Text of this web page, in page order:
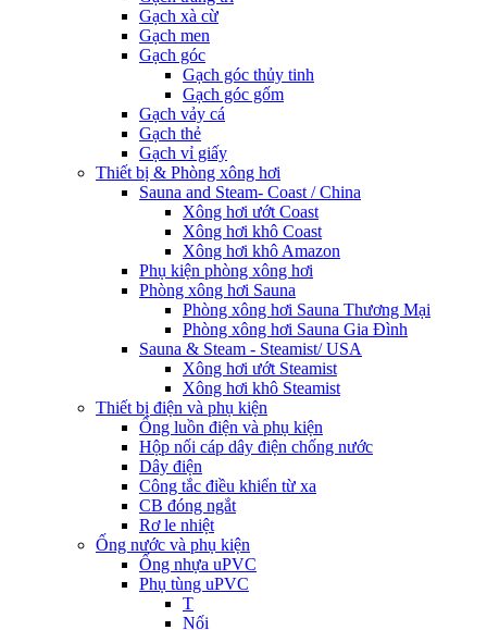
Gạch xà cừ
Gạch men
Gạch góc
Gạch góc thủy tinh
Gạch góc gốm
Gạch vảy cá
Gạch thẻ
Gạch vỉ giấy
Thiết bị & Phòng xông hơi
Sauna and Steam- Coast / China
Xông hơi ướt Coast
Xông hơi khô Coast
Xông hơi khô Amazon
Phụ kiện phòng xông hơi
Phòng xông hơi Sauna
Phòng xông hơi Sauna Thương Mại
Phòng xông hơi Sauna Gia Đình
Sauna & Steam - Steamist/ USA
Xông hơi ướt Steamist
Xông hơi khô Steamist
Thiết bị điện và phụ kiện
Ống luồn điện và phụ kiện
Hộp nối cáp dây điện chống nước
Dây điện
Công tắc điều khiển từ xa
CB đóng ngắt
Rơ le nhiệt
Ống nước và phụ kiện
Ống nhựa uPVC
Phụ tùng uPVC
T
Nối